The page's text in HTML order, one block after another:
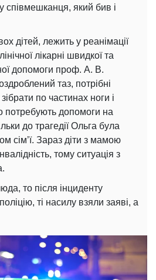
співмешканця, який бив і
дітей, лежить у реанімації
лікарні швидкої та
допомоги проф. А. В.
таз, потрібні
по частинах ноги і
потребують допомоги на
до трагедії Ольга була
сім’ї. Зараз діти з мамою
тому ситуація з
то після інциденту
ті насилу взяли заяві, а